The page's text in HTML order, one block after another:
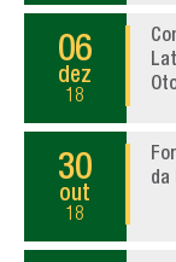
06
dez
18
30
out
18
da